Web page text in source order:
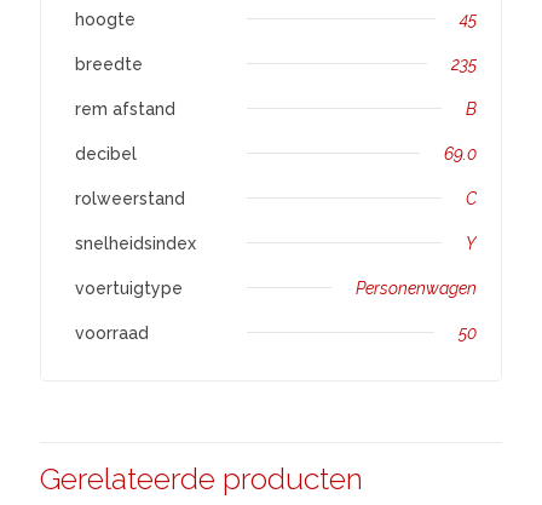
hoogte 45
breedte 235
rem afstand B
decibel 69.0
rolweerstand C
snelheidsindex Y
voertuigtype Personenwagen
voorraad 50
Gerelateerde producten